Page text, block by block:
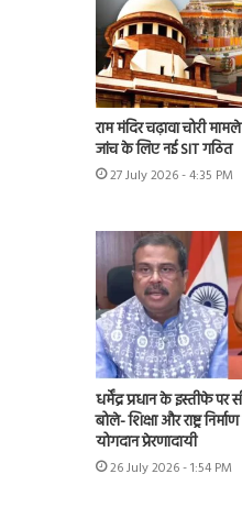
राम मंदिर चढ़ावा चोरी
जांच के लिए नई SIT गठित
27 July 2026 - 4:35 PM
धर्मेंद्र प्रधान के इस्तीफे
बोले- शिक्षा और राष्ट्र
योगदान प्रेरणादायी
26 July 2026 - 1:54 PM